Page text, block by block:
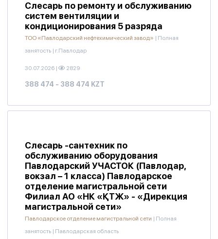
Слесарь по ремонту и обслуживанию
систем вентиляции и
кондиционирования 5 разряда
ТОО «Павлодарский нефтехимический завод» | Полная
занятость | г.Павлодар
30.07.2026 | 2829
388 474 - 388 474 KZT
Слесарь -сантехник по
обслуживанию оборудования
Павлодарский УЧАСТОК (Павлодар,
вокзал – 1 класса) Павлодарское
отделение магистральной сети
Филиал АО «НК «ҚТЖ» - «Дирекция
магистральной сети»
Павлодарское отделение магистральной сети | Полная
занятость | Павлодарская область